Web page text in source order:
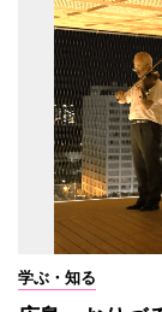
学ぶ・知る